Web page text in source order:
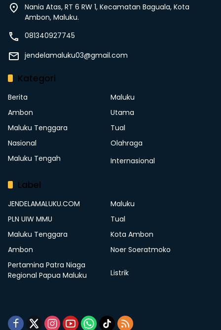
Nania Atas, RT 6 RW 1, Kecamatan Baguala, Kota
Ambon, Maluku.
081340927745
jendelamaluku03@gmail.com
Kategori
Berita
Maluku
Ambon
Utama
Maluku Tenggara
Tual
Nasional
Olahraga
Maluku Tengah
Internasional
Label
JENDELAMALUKU.COM
Maluku
PLN UIW MMU
Tual
Maluku Tenggara
Kota Ambon
Ambon
Noer Soeratmoko
Pertamina Patra Niaga
Regional Papua Maluku
Listrik